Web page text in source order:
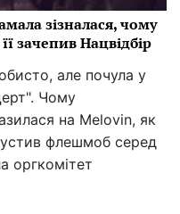
зізналася, чому
зачепив Нацвідбір
але почула у
Чому
на Melovin, як
флешмоб серед
оргкомітет